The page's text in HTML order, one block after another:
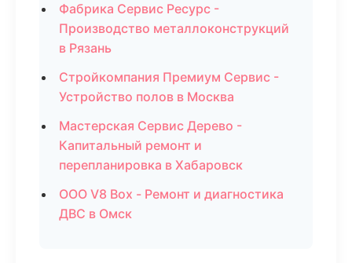
Фабрика Сервис Ресурс -
Производство металлоконструкций
в Рязань
Стройкомпания Премиум Сервис -
Устройство полов в Москва
Мастерская Сервис Дерево -
Капитальный ремонт и
перепланировка в Хабаровск
ООО V8 Box - Ремонт и диагностика
ДВС в Омск